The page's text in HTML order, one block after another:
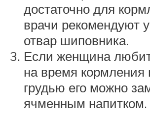
достаточно для
врачи рекомендуют
отвар шиповника.
Если женщина
на время
грудью его можно
ячменным напитком.